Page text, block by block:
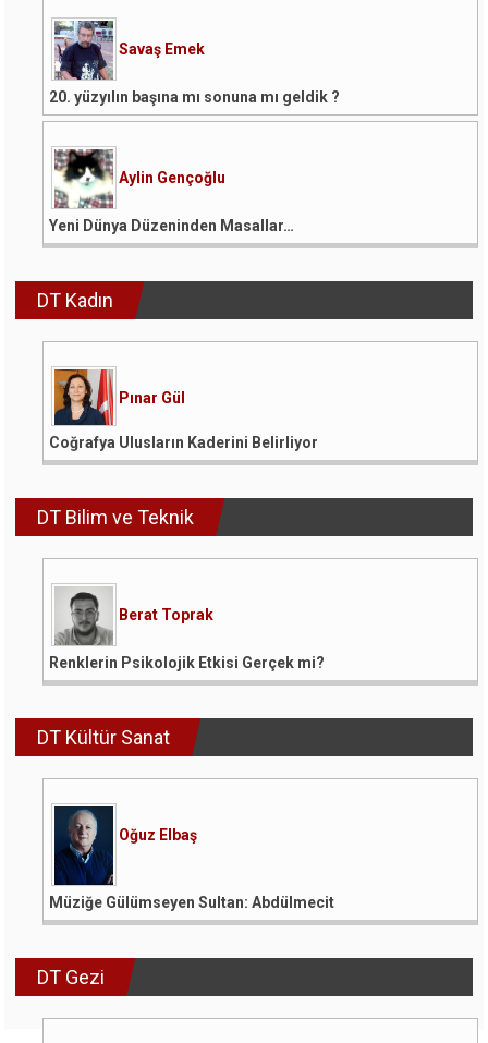
Savaş Emek
20. yüzyılın başına mı sonuna mı geldik ?
Aylin Gençoğlu
Yeni Dünya Düzeninden Masallar…
DT Kadın
Pınar Gül
Coğrafya Ulusların Kaderini Belirliyor
DT Bilim ve Teknik
Berat Toprak
Renklerin Psikolojik Etkisi Gerçek mi?
DT Kültür Sanat
Oğuz Elbaş
Müziğe Gülümseyen Sultan: Abdülmecit
DT Gezi